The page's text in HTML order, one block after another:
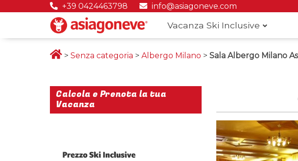
+39 0424463798 info@asiagoneve.com
Vacanza Ski Inclusive
> Senza categoria > Albergo Milano > Sala Albergo Milano
Calcola e Prenota la tua
Vacanza